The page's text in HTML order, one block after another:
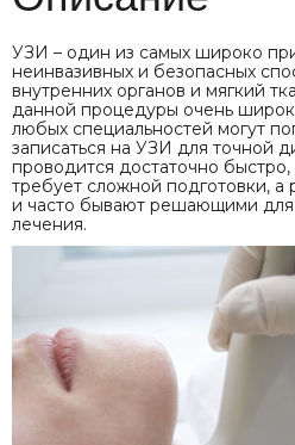
УЗИ – один из самых широко
неинвазивных и безопасных
внутренних органов и мягкий
данной процедуры очень
любых специальностей могут
записаться на УЗИ для точной
проводится достаточно
требует сложной подготовки, а
и часто бывают решающими для
лечения.